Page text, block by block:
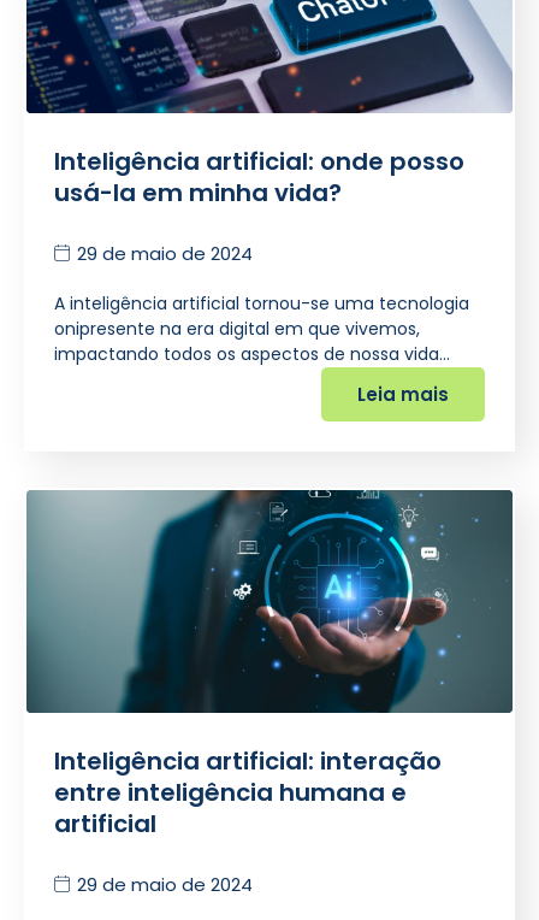
Inteligência artificial: onde posso
usá-la em minha vida?
29 de maio de 2024
A inteligência artificial tornou-se uma tecnologia
onipresente na era digital em que vivemos,
impactando todos os aspectos de nossa vida…
Leia mais
Inteligência artificial: interação
entre inteligência humana e
artificial
29 de maio de 2024